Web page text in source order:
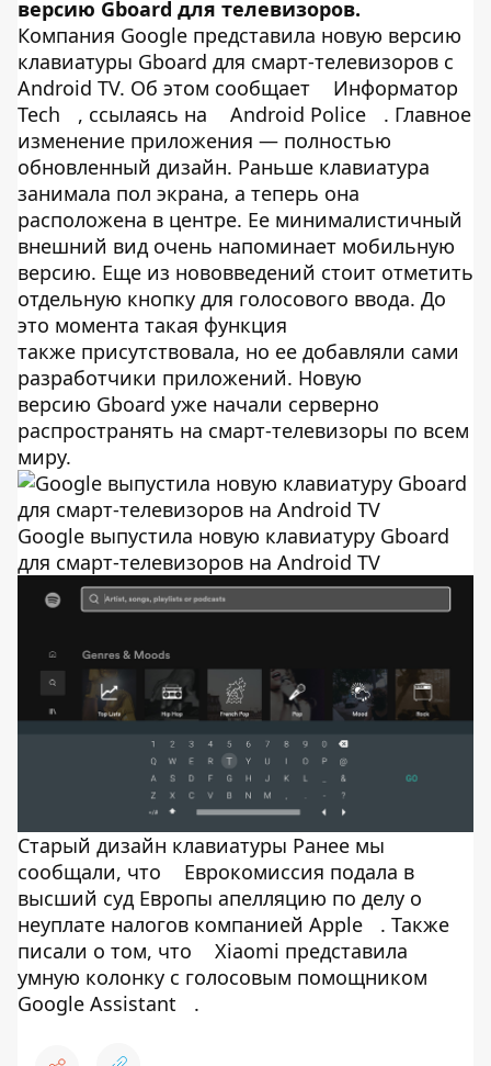
версию Gboard для телевизоров.
Компания Google представила новую версию
клавиатуры Gboard для смарт-телевизоров с
Android TV. Об этом сообщает
Информатор
Tech
, ссылаясь на Android Police
. Главное
изменение приложения — полностью
обновленный дизайн. Раньше клавиатура
занимала пол экрана, а теперь она
расположена в центре. Ее минималистичный
внешний вид очень напоминает мобильную
версию. Еще из нововведений стоит отметить
отдельную кнопку для голосового ввода. До
это момента такая функция
также присутствовала, но ее добавляли сами
разработчики приложений. Новую
версию Gboard уже начали серверно
распространять на смарт-телевизоры по всем
миру.
Google выпустила новую клавиатуру Gboard
для смарт-телевизоров на Android TV
Старый дизайн клавиатуры Ранее мы
сообщали, что
Еврокомиссия подала в
высший суд Европы апелляцию по делу о
неуплате налогов компанией Apple
. Также
писали о том, что
Xiaomi представила
умную колонку с голосовым помощником
Google Assistant
.